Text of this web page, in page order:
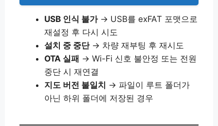
USB 인식 불가→ USB를 exFAT 포맷으로
재설정 후 다시 시도
설치 중 중단→ 차량 재부팅 후 재시도
OTA 실패 → Wi-Fi 신호 불안정 또는 전원
중단 시 재연결
지도 버전 불일치 → 파일이 루트 폴더가
아닌 하위 폴더에 저장된 경우